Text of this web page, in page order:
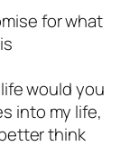
for what
would you
into my life,
better think